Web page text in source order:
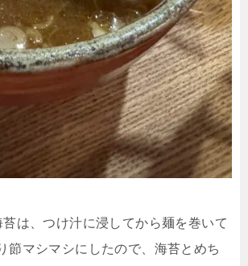
苔は、つけ汁に浸してから麺を巻いて
節マシマシにしたので、海苔とめち